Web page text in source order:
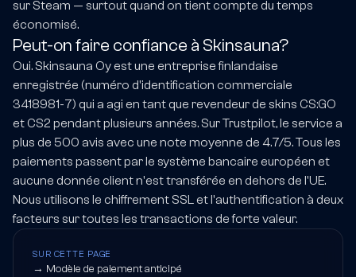
sur Steam — surtout quand on tient compte du temps
économisé.
Peut-on faire confiance à Skinsauna?
Oui. Skinsauna Oy est une entreprise finlandaise
enregistrée (numéro d'identification commerciale
3418981-7) qui a agi en tant que revendeur de skins CS:GO
et CS2 pendant plusieurs années. Sur Trustpilot, le service a
plus de 500 avis avec une note moyenne de 4.7/5. Tous les
paiements passent par le système bancaire européen et
aucune donnée client n'est transférée en dehors de l'UE.
Nous utilisons le chiffrement SSL et l'authentification à deux
facteurs sur toutes les transactions de forte valeur.
SUR CETTE PAGE
→ Modèle de paiement anticipé